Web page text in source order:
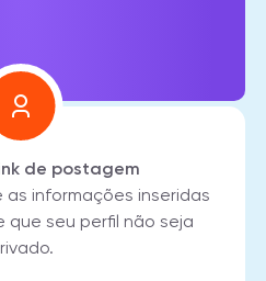
de postagem
informações inseridas
que seu perfil não seja